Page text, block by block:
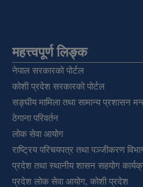
महत्त्वपूर्ण लिङ्क
नेपाल सरकारको पोर्टल
कोशी प्रदेश सरकारको पोर्टल
सङ्‍घीय मामिला तथा सामान्य प्रशासन
ठेगाना परिवर्तन
लोक सेवा आयोग
राष्ट्रिय परिचयपत्र तथा पञ्‍जीकरण
प्रदेश तथा स्थानीय शासन सहयोग
प्रदेश लोक सेवा आयोग, कोशी प्रदेश